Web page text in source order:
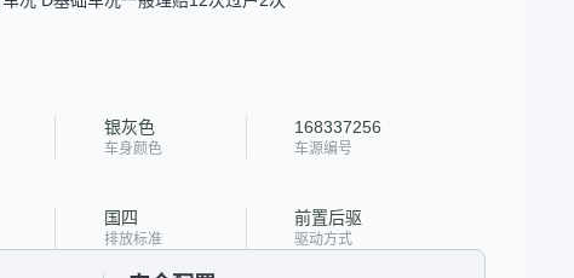
银灰色
车身颜色
168337256
车源编号
国四
排放标准
前置后驱
驱动方式